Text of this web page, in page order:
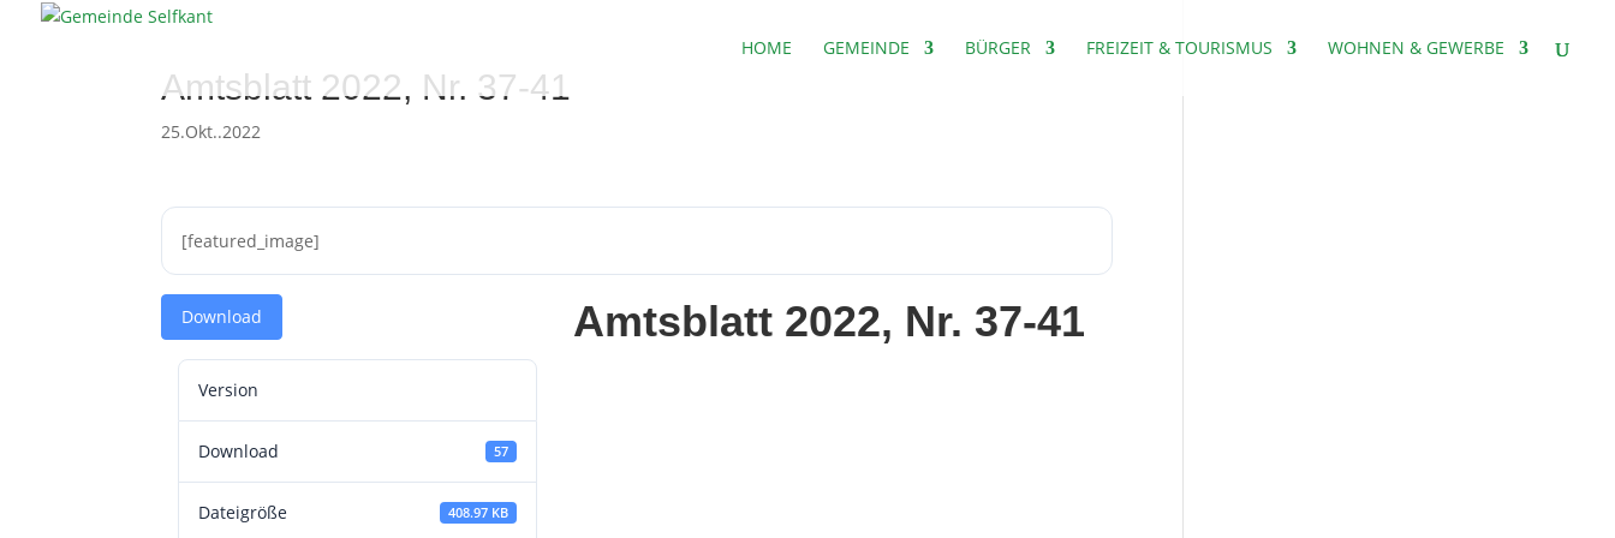
HOME GEMEINDE BÜRGER FREIZEIT & TOURISMUS WOHNEN & GEWERBE
Amtsblatt 2022, Nr. 37-41
25.Okt..2022
[featured_image]
Download
Version
Download 57
Dateigröße 408.97 KB
Amtsblatt 2022, Nr. 37-41